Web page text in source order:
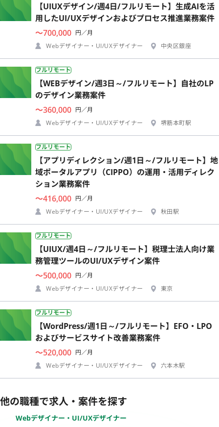
【UIUXデザイン/週4日/フルリモート】生成AIを活
用したUI/UXデザインおよびプロセス推進業務案件
〜700,000 円／月
Webデザイナー・UI/UXデザイナー
中央区銀座
フルリモート
【WEBデザイン/週3日～/フルリモート】自社のLP
のデザイン業務案件
〜360,000 円／月
Webデザイナー・UI/UXデザイナー
堺筋本町駅
フルリモート
【アプリディレクション/週1日～/フルリモート】地
域ポータルアプリ（CIPPO）の運用・活用ディレク
ション業務案件
〜416,000 円／月
Webデザイナー・UI/UXデザイナー
秋田駅
フルリモート
【UIUX/週4日～/フルリモート】税理士法人向け業
務管理ツールのUI/UXデザイン案件
〜500,000 円／月
Webデザイナー・UI/UXデザイナー
東京
フルリモート
【WordPress/週1日～/フルリモート】EFO・LPO
およびサービスサイト改善業務案件
〜520,000 円／月
Webデザイナー・UI/UXデザイナー
六本木駅
他の職種で求人・案件を探す
Webデザイナー・UI/UXデザイナー